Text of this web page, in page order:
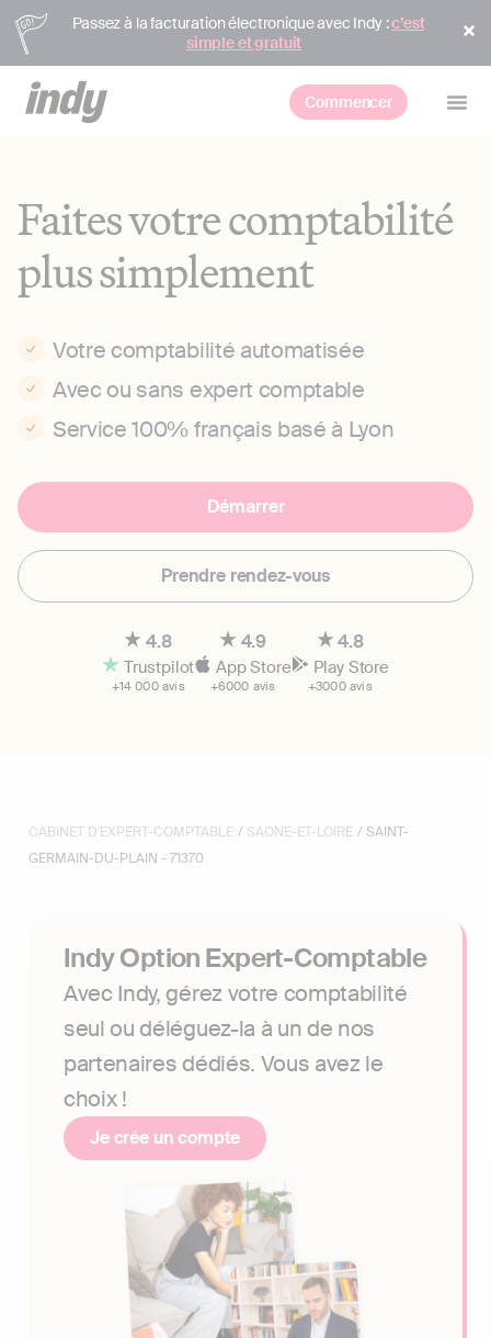
Passez à la facturation électronique avec Indy :c’est
simple et gratuit
Commencer
Faites votre comptabilité
plus simplement
Votre comptabilité automatisée
Avec ou sans expert comptable
Service 100% français basé à Lyon
Démarrer
Prendre rendez-vous
4.8
Trustpilot
+14 000 avis
4.9
App Store
+6000 avis
4.8
Play Store
+3000 avis
CABINET D'EXPERT-COMPTABLE / SAONE-ET-LOIRE / SAINT-
GERMAIN-DU-PLAIN - 71370
Indy Option Expert-Comptable
Avec Indy, gérez votre comptabilité
seul ou déléguez-la à un de nos
partenaires dédiés. Vous avez le
choix !
Je crée un compte